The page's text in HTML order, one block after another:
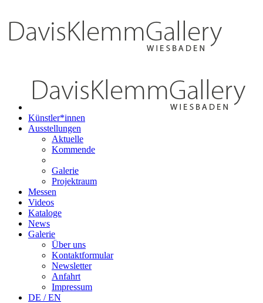
Künstler*innen
Ausstellungen
Aktuelle
Kommende
Galerie
Projektraum
Messen
Videos
Kataloge
News
Galerie
Über uns
Kontaktformular
Newsletter
Anfahrt
Impressum
DE / EN